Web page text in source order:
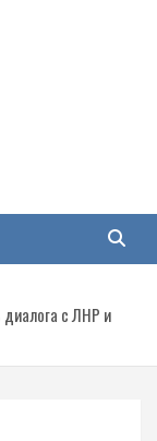
война
Новороссии, ДНР,
с ЛНР и